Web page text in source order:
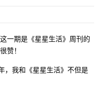
一期是《星星生活》周刊的
赞！
，我和《星星生活》不但是